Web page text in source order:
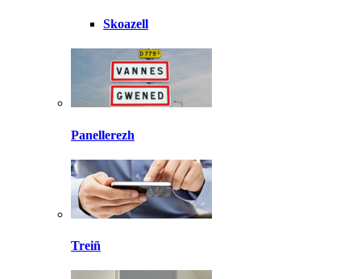
Skoazell
Panellerezh
Treiñ